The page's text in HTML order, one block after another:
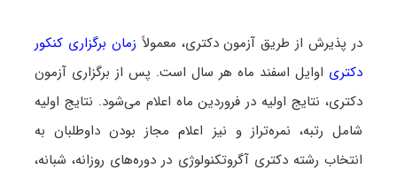
در پذیرش از طریق آزمون دکتری، معمولاً زمان برگزاری کنکور
دکتری اوایل اسفند ماه هر سال است. پس از برگزاری آزمون
دکتری، نتایج اولیه در فروردین ماه اعلام می‌شود. نتایج اولیه
شامل رتبه، نمره‌تراز و نیز اعلام مجاز بودن داوطلبان به
انتخاب رشته دکتری آگروتکنولوژی در دوره‌های روزانه، شبانه،